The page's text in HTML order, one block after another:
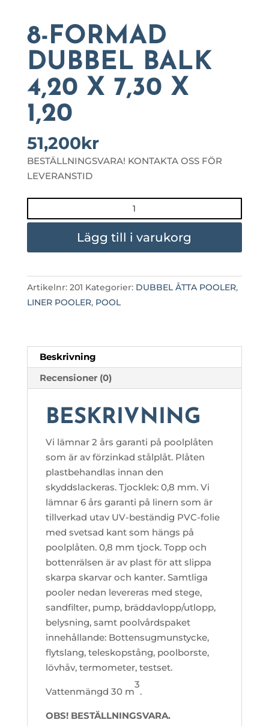
8-FORMAD
DUBBEL BALK
4,20 X 7,30 X
1,20
51,200kr
BESTÄLLNINGSVARA! KONTAKTA OSS FÖR
LEVERANSTID
FORMAD
BALK
X
Lägg till i varukorg
Artikelnr: 201 Kategorier: DUBBEL ÅTTA POOLER,
LINER POOLER, POOL
Beskrivning
Recensioner (0)
BESKRIVNING
Vi lämnar 2 års garanti på poolplåten
som är av förzinkad stålplåt. Plåten
plastbehandlas innan den
skyddslackeras. Tjocklek: 0,8 mm. Vi
lämnar 6 års garanti på linern som är
tillverkad utav UV-beständig PVC-folie
med svetsad kant som hängs på
poolplåten. 0,8 mm tjock. Topp och
bottenrälsen är av plast för att slippa
skarpa skarvar och kanter. Samtliga
pooler nedan levereras med stege,
sandfilter, pump, bräddavlopp/utlopp,
belysning, samt poolvårdspaket
innehållande: Bottensugmunstycke,
flytslang, teleskopstång, poolborste,
lövhåv, termometer, testset.
Vattenmängd 30 m
3
.
OBS! BESTÄLLNINGSVARA.